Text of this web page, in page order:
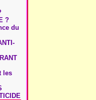
?
du
les